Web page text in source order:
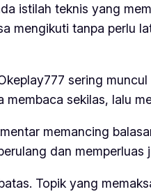
istilah teknis yang
mengikuti tanpa perlu
sering
sekilas, lalu
memancing
dan memperluas
Topik yang